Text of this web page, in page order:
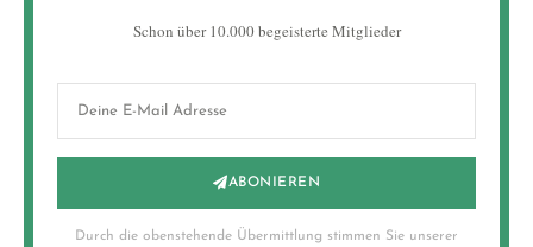
Schon über 10.000 begeisterte Mitglieder
ABONIEREN
Durch die obenstehende Übermittlung stimmen Sie unserer